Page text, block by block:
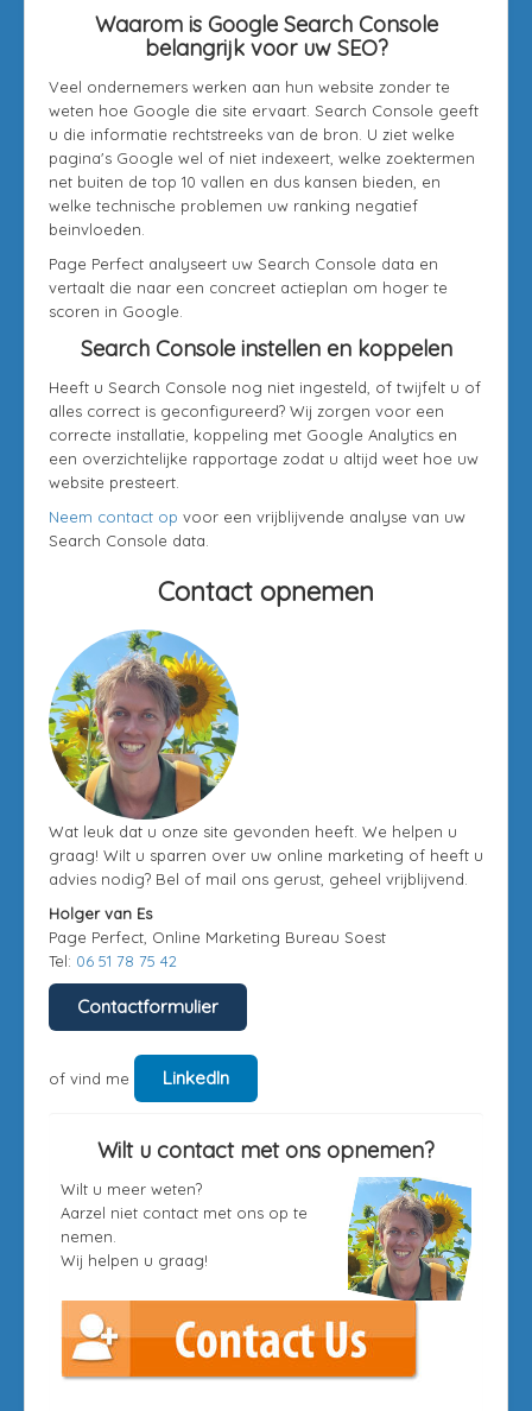
Waarom is Google Search Console
belangrijk voor uw SEO?
Veel ondernemers werken aan hun website zonder te
weten hoe Google die site ervaart. Search Console geeft
u die informatie rechtstreeks van de bron. U ziet welke
pagina's Google wel of niet indexeert, welke zoektermen
net buiten de top 10 vallen en dus kansen bieden, en
welke technische problemen uw ranking negatief
beinvloeden.
Page Perfect analyseert uw Search Console data en
vertaalt die naar een concreet actieplan om hoger te
scoren in Google.
Search Console instellen en koppelen
Heeft u Search Console nog niet ingesteld, of twijfelt u of
alles correct is geconfigureerd? Wij zorgen voor een
correcte installatie, koppeling met Google Analytics en
een overzichtelijke rapportage zodat u altijd weet hoe uw
website presteert.
Neem contact op voor een vrijblijvende analyse van uw
Search Console data.
Contact opnemen
Wat leuk dat u onze site gevonden heeft. We helpen u
graag! Wilt u sparren over uw online marketing of heeft u
advies nodig? Bel of mail ons gerust, geheel vrijblijvend.
Holger van Es
Page Perfect, Online Marketing Bureau Soest
Tel: 06 51 78 75 42
Contactformulier
of vind me LinkedIn
Wilt u contact met ons opnemen?
Wilt u meer weten?
Aarzel niet contact met ons op te
nemen.
Wij helpen u graag!